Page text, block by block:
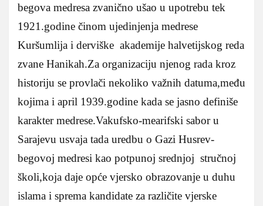
begova medresa zvanično ušao u upotrebu tek
1921.godine činom ujedinjenja medrese
Kuršumlija i derviške akademije halvetijskog reda
zvane Hanikah.Za organizaciju njenog rada kroz
historiju se provlači nekoliko važnih datuma,među
kojima i april 1939.godine kada se jasno definiše
karakter medrese.Vakufsko-mearifski sabor u
Sarajevu usvaja tada uredbu o Gazi Husrev-
begovoj medresi kao potpunoj srednjoj stručnoj
školi,koja daje opće vjersko obrazovanje u duhu
islama i sprema kandidate za različite vjerske